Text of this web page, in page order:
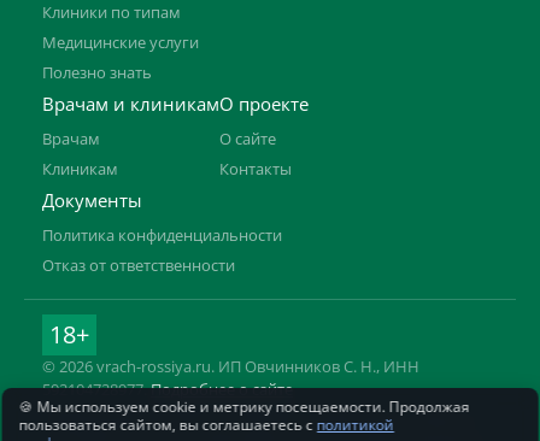
Клиники по типам
Медицинские услуги
Полезно знать
Врачам и клиникам
Врачам
Клиникам
О проекте
О сайте
Контакты
Документы
Политика конфиденциальности
Отказ от ответственности
18+
© 2026 vrach-rossiya.ru. ИП Овчинников С. Н., ИНН
592104728977.Подробнее о сайте
Информация на сайте не заменяет приём врача. Имеются
🍪 Мы используем cookie и метрику посещаемости. Продолжая
пользоваться сайтом, вы соглашаетесь с политикой